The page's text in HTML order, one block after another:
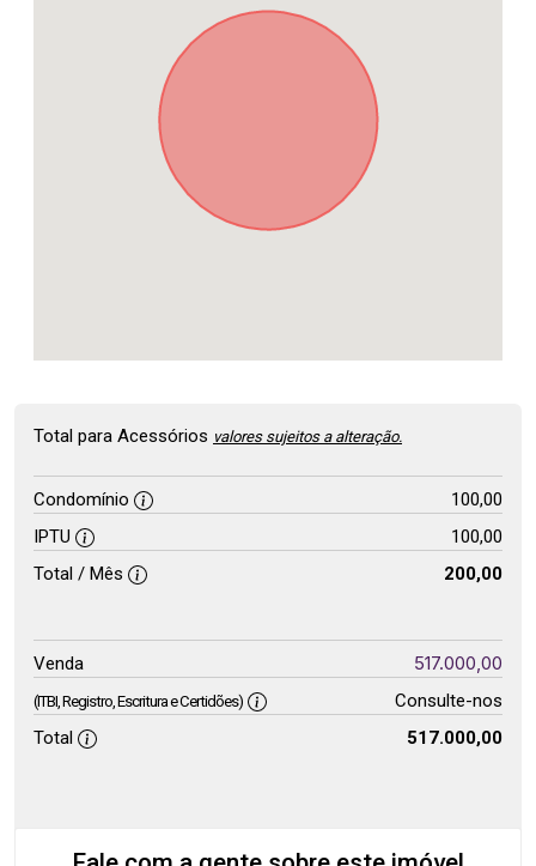
Total para Acessórios valores sujeitos a alteração.
Condomínio
100,00
IPTU
100,00
Total / Mês
200,00
Venda 517.000,00
(ITBI, Registro, Escritura e Certidões)
Consulte-nos
Total
517.000,00